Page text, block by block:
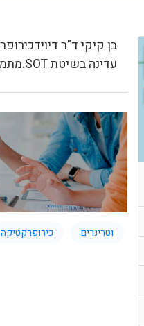
עדינה בשיטת SOT.מתמחה בכירופרקטיקה לבעלי חיים.דיקן המכון לכירופרקטיקה ומדעי הבריאות.
וטרינרים כירופרקטיקה